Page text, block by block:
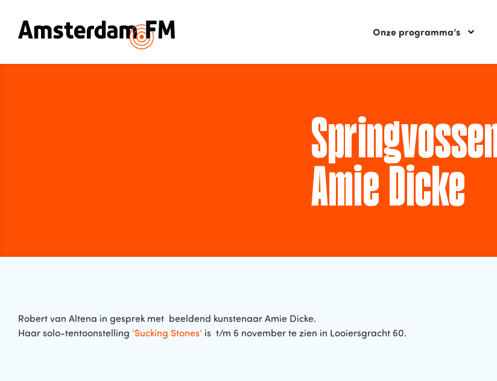
Onze programma’s
Amie Dicke
Robert van Altena in gesprek met beeldend kunstenaar Amie Dicke.
Haar solo-tentoonstelling ‘Sucking Stones’ is t/m 6 november te zien in Looiersgracht 60.